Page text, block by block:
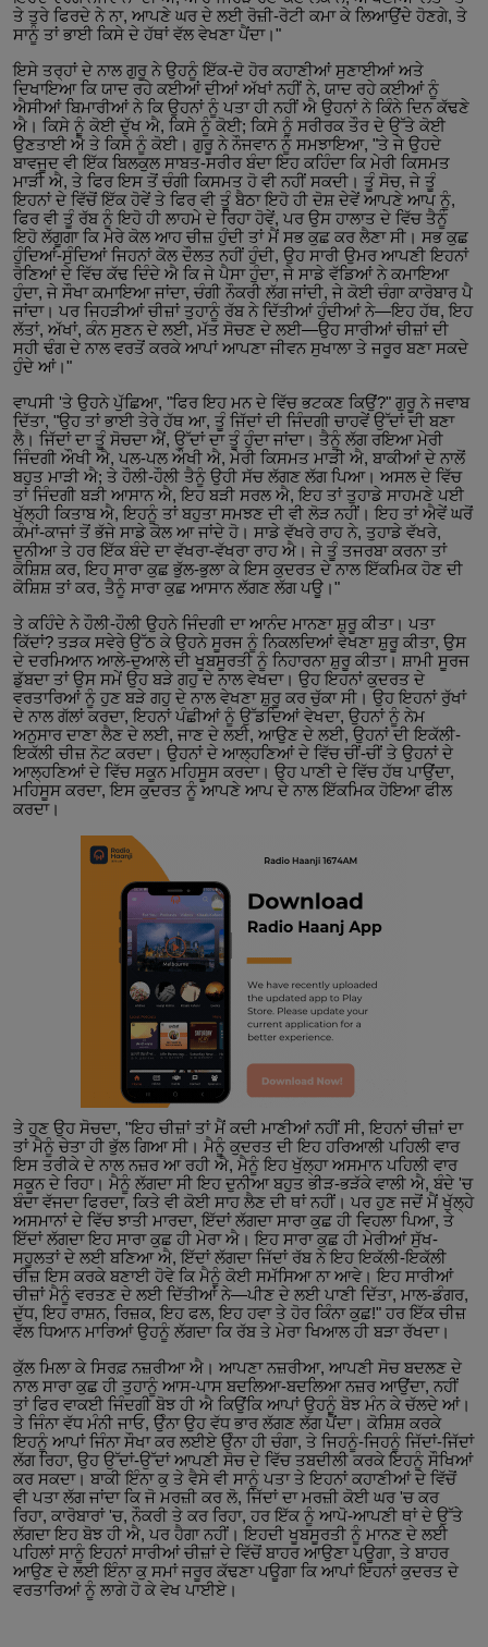
ਤੇ ਤੁਰੇ ਫਿਰਦੇ ਨੇ ਨਾ, ਆਪਣੇ ਘਰ ਦੇ ਲਈ ਰੋਜ਼ੀ-ਰੋਟੀ ਕਮਾ ਕੇ ਲਿਆਉਂਦੇ ਹੋਣਗੇ, ਤੇ
ਸਾਨੂੰ ਤਾਂ ਭਾਈ ਕਿਸੇ ਦੇ ਹੱਥਾਂ ਵੱਲ ਵੇਖਣਾ ਪੈਂਦਾ।"
ਇਸੇ ਤਰ੍ਹਾਂ ਦੇ ਨਾਲ ਗੁਰੂ ਨੇ ਉਹਨੂੰ ਇੱਕ-ਦੋ ਹੋਰ ਕਹਾਣੀਆਂ ਸੁਣਾਈਆਂ ਅਤੇ
ਦਿਖਾਇਆ ਕਿ ਯਾਦ ਰਹੇ ਕਈਆਂ ਦੀਆਂ ਅੱਖਾਂ ਨਹੀਂ ਨੇ, ਯਾਦ ਰਹੇ ਕਈਆਂ ਨੂੰ
ਐਸੀਆਂ ਬਿਮਾਰੀਆਂ ਨੇ ਕਿ ਉਹਨਾਂ ਨੂੰ ਪਤਾ ਹੀ ਨਹੀਂ ਐ ਉਹਨਾਂ ਨੇ ਕਿੰਨੇ ਦਿਨ ਕੱਢਣੇ
ਐ। ਕਿਸੇ ਨੂੰ ਕੋਈ ਦੁੱਖ ਐ, ਕਿਸੇ ਨੂੰ ਕੋਈ; ਕਿਸੇ ਨੂੰ ਸਰੀਰਕ ਤੌਰ ਦੇ ਉੱਤੇ ਕੋਈ
ਉਣਤਾਈ ਐ ਤੇ ਕਿਸੇ ਨੂੰ ਕੋਈ। ਗੁਰੂ ਨੇ ਨੌਜਵਾਨ ਨੂੰ ਸਮਝਾਇਆ, "ਤੇ ਜੇ ਉਹਦੇ
ਬਾਵਜੂਦ ਵੀ ਇੱਕ ਬਿਲਕੁਲ ਸਾਬਤ-ਸਰੀਰ ਬੰਦਾ ਇਹ ਕਹਿੰਦਾ ਕਿ ਮੇਰੀ ਕਿਸਮਤ
ਮਾੜੀ ਐ, ਤੇ ਫਿਰ ਇਸ ਤੋਂ ਚੰਗੀ ਕਿਸਮਤ ਹੋ ਵੀ ਨਹੀਂ ਸਕਦੀ। ਤੂੰ ਸੋਚ, ਜੇ ਤੂੰ
ਇਹਨਾਂ ਦੇ ਵਿੱਚੋਂ ਇੱਕ ਹੋਵੇਂ ਤੇ ਫਿਰ ਵੀ ਤੂੰ ਬੈਠਾ ਇਹੋ ਹੀ ਦੋਸ਼ ਦੇਵੇਂ ਆਪਣੇ ਆਪ ਨੂੰ,
ਫਿਰ ਵੀ ਤੂੰ ਰੱਬ ਨੂੰ ਇਹੋ ਹੀ ਲਾਹਮੇ ਦੇ ਰਿਹਾ ਹੋਵੇਂ, ਪਰ ਉਸ ਹਾਲਾਤ ਦੇ ਵਿੱਚ ਤੈਨੂੰ
ਇਹੋ ਲੱਗੂਗਾ ਕਿ ਮੇਰੇ ਕੋਲ ਆਹ ਚੀਜ਼ ਹੁੰਦੀ ਤਾਂ ਮੈਂ ਸਭ ਕੁਛ ਕਰ ਲੈਣਾ ਸੀ। ਸਭ ਕੁਛ
ਹੁੰਦਿਆਂ-ਸੁੰਦਿਆਂ ਜਿਹਨਾਂ ਕੋਲ ਦੌਲਤ ਨਹੀਂ ਹੁੰਦੀ, ਉਹ ਸਾਰੀ ਉਮਰ ਆਪਣੀ ਇਹਨਾਂ
ਰੋਣਿਆਂ ਦੇ ਵਿੱਚ ਕੱਢ ਦਿੰਦੇ ਐ ਕਿ ਜੇ ਪੈਸਾ ਹੁੰਦਾ, ਜੇ ਸਾਡੇ ਵੱਡਿਆਂ ਨੇ ਕਮਾਇਆ
ਹੁੰਦਾ, ਜੇ ਸੌਖਾ ਕਮਾਇਆ ਜਾਂਦਾ, ਚੰਗੀ ਨੌਕਰੀ ਲੱਗ ਜਾਂਦੀ, ਜੇ ਕੋਈ ਚੰਗਾ ਕਾਰੋਬਾਰ ਪੈ
ਜਾਂਦਾ। ਪਰ ਜਿਹੜੀਆਂ ਚੀਜ਼ਾਂ ਤੁਹਾਨੂੰ ਰੱਬ ਨੇ ਦਿੱਤੀਆਂ ਹੁੰਦੀਆਂ ਨੇ—ਇਹ ਹੱਥ, ਇਹ
ਲੱਤਾਂ, ਅੱਖਾਂ, ਕੰਨ ਸੁਣਨ ਦੇ ਲਈ, ਮੱਤ ਸੋਚਣ ਦੇ ਲਈ—ਉਹ ਸਾਰੀਆਂ ਚੀਜ਼ਾਂ ਦੀ
ਸਹੀ ਢੰਗ ਦੇ ਨਾਲ ਵਰਤੋਂ ਕਰਕੇ ਆਪਾਂ ਆਪਣਾ ਜੀਵਨ ਸੁਖਾਲਾ ਤੇ ਜਰੂਰ ਬਣਾ ਸਕਦੇ
ਹੁੰਦੇ ਆਂ।"
ਵਾਪਸੀ 'ਤੇ ਉਹਨੇ ਪੁੱਛਿਆ, "ਫਿਰ ਇਹ ਮਨ ਦੇ ਵਿੱਚ ਭਟਕਣ ਕਿਉਂ?" ਗੁਰੂ ਨੇ ਜਵਾਬ
ਦਿੱਤਾ, "ਉਹ ਤਾਂ ਭਾਈ ਤੇਰੇ ਹੱਥ ਆ, ਤੂੰ ਜਿੱਦਾਂ ਦੀ ਜਿੰਦਗੀ ਚਾਹਵੇਂ ਉੱਦਾਂ ਦੀ ਬਣਾ
ਲੈ। ਜਿੱਦਾਂ ਦਾ ਤੂੰ ਸੋਚਦਾ ਐਂ, ਉੱਦਾਂ ਦਾ ਤੂੰ ਹੁੰਦਾ ਜਾਂਦਾ। ਤੈਨੂੰ ਲੱਗ ਰਇਆ ਮੇਰੀ
ਜਿੰਦਗੀ ਔਖੀ ਐ, ਪਲ-ਪਲ ਔਖੀ ਐ, ਮੇਰੀ ਕਿਸਮਤ ਮਾੜੀ ਐ, ਬਾਕੀਆਂ ਦੇ ਨਾਲੋਂ
ਬਹੁਤ ਮਾੜੀ ਐ; ਤੇ ਹੌਲੀ-ਹੌਲੀ ਤੈਨੂੰ ਉਹੀ ਸੱਚ ਲੱਗਣ ਲੱਗ ਪਿਆ। ਅਸਲ ਦੇ ਵਿੱਚ
ਤਾਂ ਜਿੰਦਗੀ ਬੜੀ ਆਸਾਨ ਐ, ਇਹ ਬੜੀ ਸਰਲ ਐ, ਇਹ ਤਾਂ ਤੁਹਾਡੇ ਸਾਹਮਣੇ ਪਈ
ਖੁੱਲ੍ਹੀ ਕਿਤਾਬ ਐ, ਇਹਨੂੰ ਤਾਂ ਬਹੁਤਾ ਸਮਝਣ ਦੀ ਵੀ ਲੋੜ ਨਹੀਂ। ਇਹ ਤਾਂ ਐਵੇਂ ਘਰੋਂ
ਕੰਮਾਂ-ਕਾਜਾਂ ਤੋਂ ਭੱਜੇ ਸਾਡੇ ਕੋਲ ਆ ਜਾਂਦੇ ਹੋ। ਸਾਡੇ ਵੱਖਰੇ ਰਾਹ ਨੇ, ਤੁਹਾਡੇ ਵੱਖਰੇ,
ਦੁਨੀਆ ਤੇ ਹਰ ਇੱਕ ਬੰਦੇ ਦਾ ਵੱਖਰਾ-ਵੱਖਰਾ ਰਾਹ ਐ। ਜੇ ਤੂੰ ਤਜਰਬਾ ਕਰਨਾ ਤਾਂ
ਕੋਸ਼ਿਸ਼ ਕਰ, ਇਹ ਸਾਰਾ ਕੁਛ ਭੁੱਲ-ਭੁਲਾ ਕੇ ਇਸ ਕੁਦਰਤ ਦੇ ਨਾਲ ਇੱਕਮਿਕ ਹੋਣ ਦੀ
ਕੋਸ਼ਿਸ਼ ਤਾਂ ਕਰ, ਤੈਨੂੰ ਸਾਰਾ ਕੁਛ ਆਸਾਨ ਲੱਗਣ ਲੱਗ ਪਊ।"
ਤੇ ਕਹਿੰਦੇ ਨੇ ਹੌਲੀ-ਹੌਲੀ ਉਹਨੇ ਜਿੰਦਗੀ ਦਾ ਆਨੰਦ ਮਾਨਣਾ ਸ਼ੁਰੂ ਕੀਤਾ। ਪਤਾ
ਕਿੱਦਾਂ? ਤੜਕ ਸਵੇਰੇ ਉੱਠ ਕੇ ਉਹਨੇ ਸੂਰਜ ਨੂੰ ਨਿਕਲਦਿਆਂ ਵੇਖਣਾ ਸ਼ੁਰੂ ਕੀਤਾ, ਉਸ
ਦੇ ਦਰਮਿਆਨ ਆਲੇ-ਦੁਆਲੇ ਦੀ ਖੂਬਸੂਰਤੀ ਨੂੰ ਨਿਹਾਰਨਾ ਸ਼ੁਰੂ ਕੀਤਾ। ਸ਼ਾਮੀ ਸੂਰਜ
ਡੁੱਬਦਾ ਤਾਂ ਉਸ ਸਮੇਂ ਉਹ ਬੜੇ ਗਹੁ ਦੇ ਨਾਲ ਵੇਖਦਾ। ਉਹ ਇਹਨਾਂ ਕੁਦਰਤ ਦੇ
ਵਰਤਾਰਿਆਂ ਨੂੰ ਹੁਣ ਬੜੇ ਗਹੁ ਦੇ ਨਾਲ ਵੇਖਣਾ ਸ਼ੁਰੂ ਕਰ ਚੁੱਕਾ ਸੀ। ਉਹ ਇਹਨਾਂ ਰੁੱਖਾਂ
ਦੇ ਨਾਲ ਗੱਲਾਂ ਕਰਦਾ, ਇਹਨਾਂ ਪੰਛੀਆਂ ਨੂੰ ਉੱਡਦਿਆਂ ਵੇਖਦਾ, ਉਹਨਾਂ ਨੂੰ ਨੇਮ
ਅਨੁਸਾਰ ਦਾਣਾ ਲੈਣ ਦੇ ਲਈ, ਜਾਣ ਦੇ ਲਈ, ਆਉਣ ਦੇ ਲਈ, ਉਹਨਾਂ ਦੀ ਇਕੱਲੀ-
ਇਕੱਲੀ ਚੀਜ਼ ਨੋਟ ਕਰਦਾ। ਉਹਨਾਂ ਦੇ ਆਲ੍ਹਣਿਆਂ ਦੇ ਵਿੱਚ ਚੀਂ-ਚੀਂ ਤੇ ਉਹਨਾਂ ਦੇ
ਆਲ੍ਹਣਿਆਂ ਦੇ ਵਿੱਚ ਸਕੂਨ ਮਹਿਸੂਸ ਕਰਦਾ। ਉਹ ਪਾਣੀ ਦੇ ਵਿੱਚ ਹੱਥ ਪਾਉਂਦਾ,
ਮਹਿਸੂਸ ਕਰਦਾ, ਇਸ ਕੁਦਰਤ ਨੂੰ ਆਪਣੇ ਆਪ ਦੇ ਨਾਲ ਇੱਕਮਿਕ ਹੋਇਆ ਫੀਲ
ਕਰਦਾ।
ਤੇ ਹੁਣ ਉਹ ਸੋਚਦਾ, "ਇਹ ਚੀਜ਼ਾਂ ਤਾਂ ਮੈਂ ਕਦੀ ਮਾਣੀਆਂ ਨਹੀਂ ਸੀ, ਇਹਨਾਂ ਚੀਜ਼ਾਂ ਦਾ
ਤਾਂ ਮੈਨੂੰ ਚੇਤਾ ਹੀ ਭੁੱਲ ਗਿਆ ਸੀ। ਮੈਨੂੰ ਕੁਦਰਤ ਦੀ ਇਹ ਹਰਿਆਲੀ ਪਹਿਲੀ ਵਾਰ
ਇਸ ਤਰੀਕੇ ਦੇ ਨਾਲ ਨਜ਼ਰ ਆ ਰਹੀ ਐ, ਮੈਨੂੰ ਇਹ ਖੁੱਲ੍ਹਾ ਅਸਮਾਨ ਪਹਿਲੀ ਵਾਰ
ਸਕੂਨ ਦੇ ਰਿਹਾ। ਮੈਨੂੰ ਲੱਗਦਾ ਸੀ ਇਹ ਦੁਨੀਆ ਬਹੁਤ ਭੀੜ-ਭੜੱਕੇ ਵਾਲੀ ਐ, ਬੰਦੇ 'ਚ
ਬੰਦਾ ਵੱਜਦਾ ਫਿਰਦਾ, ਕਿਤੇ ਵੀ ਕੋਈ ਸਾਹ ਲੈਣ ਦੀ ਥਾਂ ਨਹੀਂ। ਪਰ ਹੁਣ ਜਦੋਂ ਮੈਂ ਖੁੱਲ੍ਹੇ
ਅਸਮਾਨਾਂ ਦੇ ਵਿੱਚ ਝਾਤੀ ਮਾਰਦਾ, ਇੱਦਾਂ ਲੱਗਦਾ ਸਾਰਾ ਕੁਛ ਹੀ ਵਿਹਲਾ ਪਿਆ, ਤੇ
ਇੱਦਾਂ ਲੱਗਦਾ ਇਹ ਸਾਰਾ ਕੁਛ ਹੀ ਮੇਰਾ ਐ। ਇਹ ਸਾਰਾ ਕੁਛ ਹੀ ਮੇਰੀਆਂ ਸੁੱਖ-
ਸਹੂਲਤਾਂ ਦੇ ਲਈ ਬਣਿਆ ਐ, ਇੱਦਾਂ ਲੱਗਦਾ ਜਿੱਦਾਂ ਰੱਬ ਨੇ ਇਹ ਇਕੱਲੀ-ਇਕੱਲੀ
ਚੀਜ਼ ਇਸ ਕਰਕੇ ਬਣਾਈ ਹੋਵੇ ਕਿ ਮੈਨੂੰ ਕੋਈ ਸਮੱਸਿਆ ਨਾ ਆਵੇ। ਇਹ ਸਾਰੀਆਂ
ਚੀਜ਼ਾਂ ਮੈਨੂੰ ਵਰਤਣ ਦੇ ਲਈ ਦਿੱਤੀਆਂ ਨੇ—ਪੀਣ ਦੇ ਲਈ ਪਾਣੀ ਦਿੱਤਾ, ਮਾਲ-ਡੰਗਰ,
ਦੁੱਧ, ਇਹ ਰਾਸ਼ਨ, ਰਿਜ਼ਕ, ਇਹ ਫਲ, ਇਹ ਹਵਾ ਤੇ ਹੋਰ ਕਿੰਨਾ ਕੁਛ!" ਹਰ ਇੱਕ ਚੀਜ਼
ਵੱਲ ਧਿਆਨ ਮਾਰਿਆਂ ਉਹਨੂੰ ਲੱਗਦਾ ਕਿ ਰੱਬ ਤੇ ਮੇਰਾ ਖਿਆਲ ਹੀ ਬੜਾ ਰੱਖਦਾ।
ਕੁੱਲ ਮਿਲਾ ਕੇ ਸਿਰਫ਼ ਨਜ਼ਰੀਆ ਐ। ਆਪਣਾ ਨਜ਼ਰੀਆ, ਆਪਣੀ ਸੋਚ ਬਦਲਣ ਦੇ
ਨਾਲ ਸਾਰਾ ਕੁਛ ਹੀ ਤੁਹਾਨੂੰ ਆਸ-ਪਾਸ ਬਦਲਿਆ-ਬਦਲਿਆ ਨਜ਼ਰ ਆਉਂਦਾ, ਨਹੀਂ
ਤਾਂ ਫਿਰ ਵਾਕਈ ਜਿੰਦਗੀ ਬੋਝ ਹੀ ਐ ਕਿਉਂਕਿ ਆਪਾਂ ਉਹਨੂੰ ਬੋਝ ਮੰਨ ਕੇ ਚੱਲਦੇ ਆਂ।
ਤੇ ਜਿੰਨਾ ਵੱਧ ਮੰਨੀ ਜਾਓ, ਉੰਨਾ ਉਹ ਵੱਧ ਭਾਰ ਲੱਗਣ ਲੱਗ ਪੈਂਦਾ। ਕੋਸ਼ਿਸ਼ ਕਰਕੇ
ਇਹਨੂੰ ਆਪਾਂ ਜਿੰਨਾ ਸੌਖਾ ਕਰ ਲਈਏ ਉੰਨਾ ਹੀ ਚੰਗਾ, ਤੇ ਜਿਹਨੂੰ-ਜਿਹਨੂੰ ਜਿੱਦਾਂ-ਜਿੱਦਾਂ
ਲੱਗ ਰਿਹਾ, ਉਹ ਉੱਦਾਂ-ਉੱਦਾਂ ਆਪਣੀ ਸੋਚ ਦੇ ਵਿੱਚ ਤਬਦੀਲੀ ਕਰਕੇ ਇਹਨੂੰ ਸੌਖਿਆਂ
ਕਰ ਸਕਦਾ। ਬਾਕੀ ਇੰਨਾ ਕੁ ਤੇ ਵੈਸੇ ਵੀ ਸਾਨੂੰ ਪਤਾ ਤੇ ਇਹਨਾਂ ਕਹਾਣੀਆਂ ਦੇ ਵਿੱਚੋਂ
ਵੀ ਪਤਾ ਲੱਗ ਜਾਂਦਾ ਕਿ ਜੋ ਮਰਜ਼ੀ ਕਰ ਲੋ, ਜਿੱਦਾਂ ਦਾ ਮਰਜ਼ੀ ਕੋਈ ਘਰ 'ਚ ਕਰ
ਰਿਹਾ, ਕਾਰੋਬਾਰਾਂ 'ਚ, ਨੌਕਰੀ ਤੇ ਕਰ ਰਿਹਾ, ਹਰ ਇੱਕ ਨੂੰ ਆਪੋ-ਆਪਣੀ ਥਾਂ ਦੇ ਉੱਤੇ
ਲੱਗਦਾ ਇਹ ਬੋਝ ਹੀ ਐ, ਪਰ ਹੈਗਾ ਨਹੀਂ। ਇਹਦੀ ਖੂਬਸੂਰਤੀ ਨੂੰ ਮਾਨਣ ਦੇ ਲਈ
ਪਹਿਲਾਂ ਸਾਨੂੰ ਇਹਨਾਂ ਸਾਰੀਆਂ ਚੀਜ਼ਾਂ ਦੇ ਵਿੱਚੋਂ ਬਾਹਰ ਆਉਣਾ ਪਊਗਾ, ਤੇ ਬਾਹਰ
ਆਉਣ ਦੇ ਲਈ ਇੰਨਾ ਕੁ ਸਮਾਂ ਜਰੂਰ ਕੱਢਣਾ ਪਊਗਾ ਕਿ ਆਪਾਂ ਇਹਨਾਂ ਕੁਦਰਤ ਦੇ
ਵਰਤਾਰਿਆਂ ਨੂੰ ਲਾਗੇ ਹੋ ਕੇ ਵੇਖ ਪਾਈਏ।